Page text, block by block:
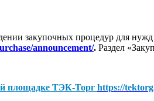
закупочных процедур для
announcement/. Раздел
площадке ТЭК-Торг https://